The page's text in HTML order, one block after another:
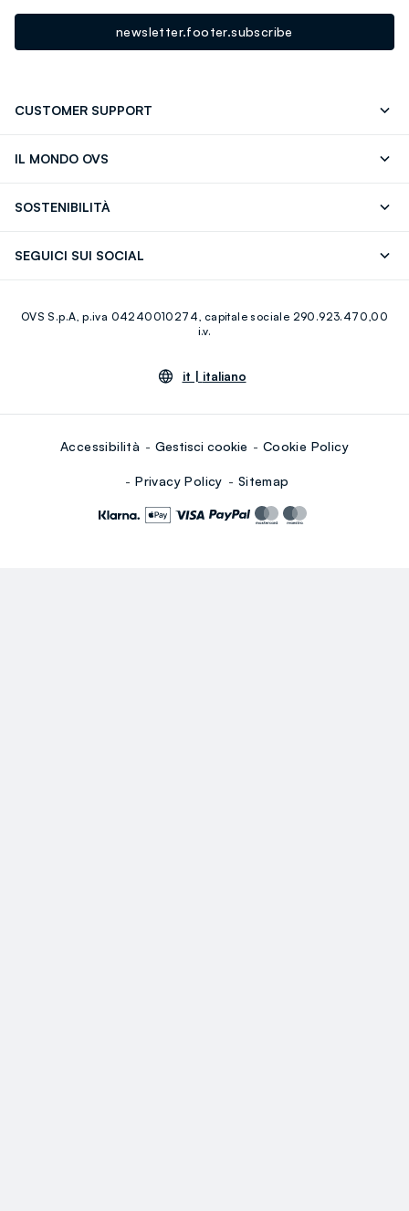
newsletter.footer.subscribe
CUSTOMER SUPPORT
IL MONDO OVS
Giftcard
SOSTENIBILITÀ
SEGUICI SUI SOCIAL
Youtube Linkedin
OVS S.p.A, p.iva 04240010274, capitale sociale 290.923.470,00
i.v.
it | italiano
Accessibilità Gestisci cookie Cookie Policy
Privacy Policy Sitemap